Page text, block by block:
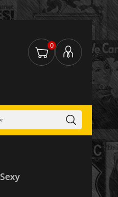
0